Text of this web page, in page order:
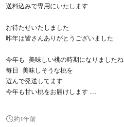
送料込みで専用にいたします
お待たせいたしました
昨年は皆さんありがとうございました
今年も 美味しい桃の時期になりましたね
毎日 美味しそうな桃を
選んで発送してます
今年も甘い桃をお届けします
６個入れて発送いたします
約1年前